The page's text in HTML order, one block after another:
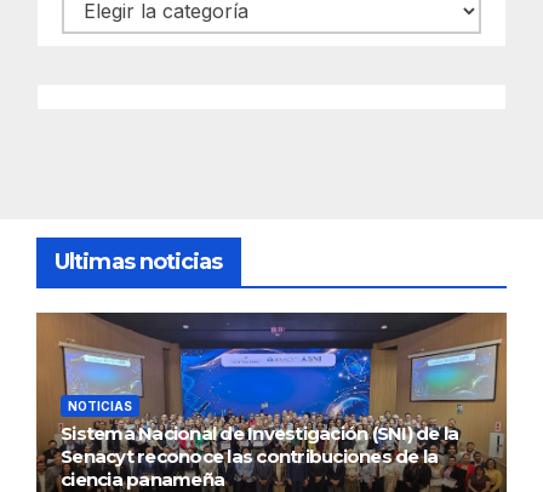
Ultimas noticias
NOTICIAS
Sistema Nacional de Investigación (SNI) de la
Senacyt reconoce las contribuciones de la
ciencia panameña